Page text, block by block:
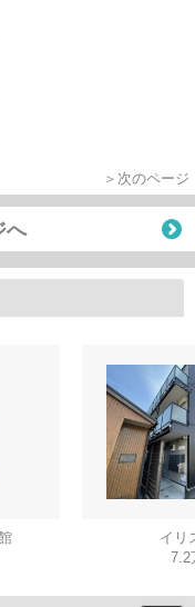
＞次のページ
へ
イリ
7.2